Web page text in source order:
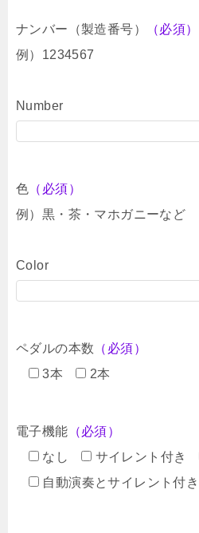
ナンバー（製造番号）
（必須）
例）1234567
Number
色 （必須）
例）黒・茶・マホガニーなど
Color
ペダルの本数 （必須）
3本
2本
電子機能 （必須）
なし
サイレント付き
自動演奏とサイレント付き